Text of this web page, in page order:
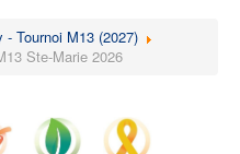
- Tournoi M13 (2027)
Ste-Marie 2026